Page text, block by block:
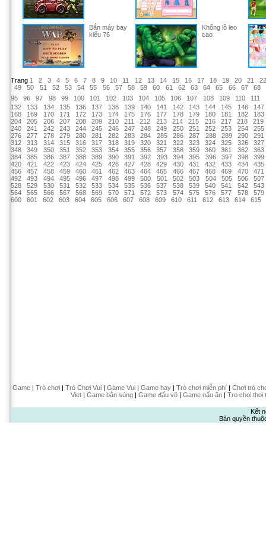
Bắn máy bay
kiểu 76
Khổng lồ leo
cao
Trang 1 2 3 4 5 6 7 8 9 10 11 12 13 14 15 16 17 18 19 20 21
22
49
50 51 52 53 54 55 56 57 58 59 60 61 62 63 64 65 66 67
68
95
96 97 98 99 100 101 102 103 104 105 106 107 108 109 110 111
132
133 134 135 136 137 138 139 140 141 142 143 144 145 146
147
168
169 170 171 172 173 174 175 176 177 178 179 180 181 182
183
204
205 206 207 208 209 210 211 212 213 214 215 216 217 218
219
240
241 242 243 244 245 246 247 248 249 250 251 252 253 254
255
276
277 278 279 280 281 282 283 284 285 286 287 288 289 290
291
312
313 314 315 316 317 318 319 320 321 322 323 324 325 326
327
348
349 350 351 352 353 354 355 356 357 358 359 360 361 362
363
384
385 386 387 388 389 390 391 392 393 394 395 396 397 398
399
420
421 422 423 424 425 426 427 428 429 430 431 432 433 434
435
456
457 458 459 460 461 462 463 464 465 466 467 468 469 470
471
492
493 494 495 496 497 498 499 500 501 502 503 504 505 506
507
528
529 530 531 532 533 534 535 536 537 538 539 540 541 542
543
564
565 566 567 568 569 570 571 572 573 574 575 576 577 578
579
600
601 602 603 604 605 606 607 608 609 610 611 612 613 614 615
Game| Trò chơi| Trò Chơi Vui| Game Vui| Game hay| Trò chơi miễn phí| Chơi trò
Viet| Game bắn súng| Game đấu võ| Game nấu ăn| Tro choi thoi
Kết
Bản quyền